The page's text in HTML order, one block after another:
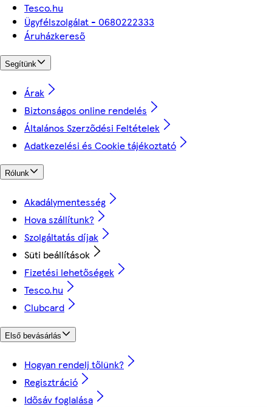
Tesco.hu
Ügyfélszolgálat - 0680222333
Áruházkereső
Segítünk
Árak
Biztonságos online rendelés
Általános Szerződési Feltételek
Adatkezelési és Cookie tájékoztató
Rólunk
Akadálymentesség
Hova szállítunk?
Szolgáltatás díjak
Süti beállítások
Fizetési lehetőségek
Tesco.hu
Clubcard
Első bevásárlás
Hogyan rendelj tőlünk?
Regisztráció
Idősáv foglalása